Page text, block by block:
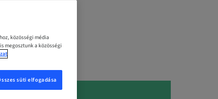
közösségi média
megosztunk a közösségi
süti elfogadása